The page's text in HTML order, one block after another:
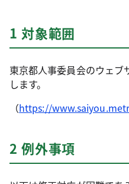
1 対象範囲
東京都人事委員会のウェブ
します。
（https://
2 例外事項